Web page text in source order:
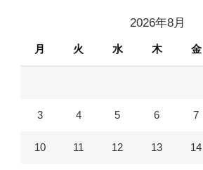
2026年8月
月 火 水 木 金
3 4 5 6 7
10 11 12 13 14